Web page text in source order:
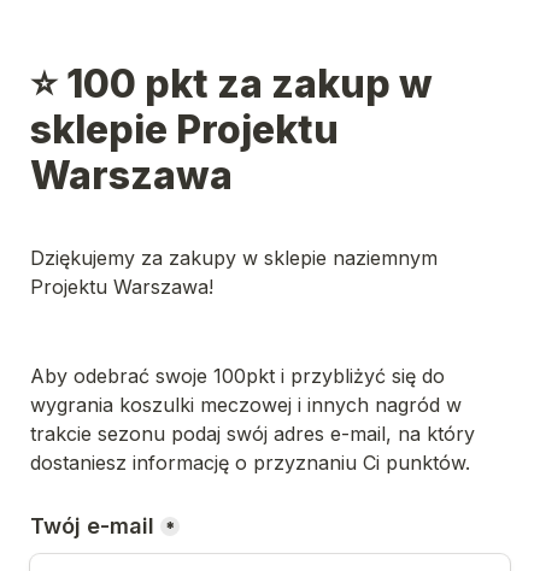
⭐️ 100 pkt za zakup w
sklepie Projektu
Warszawa
Dziękujemy za zakupy w sklepie naziemnym
Projektu Warszawa!
Aby odebrać swoje 100pkt i przybliżyć się do
wygrania koszulki meczowej i innych nagród w
trakcie sezonu podaj swój adres e-mail, na który
dostaniesz informację o przyznaniu Ci punktów.
Twój e-mail *